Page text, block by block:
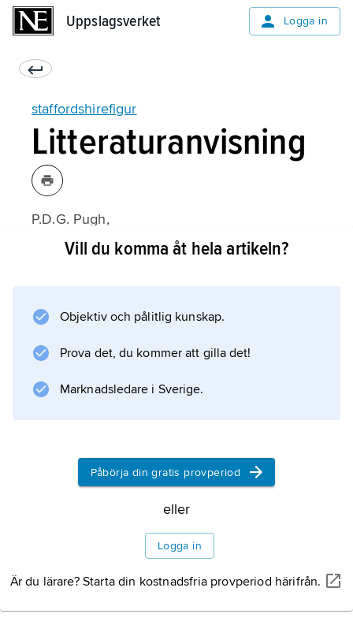
Uppslagsverket Logga in
staffordshirefigur
Litteraturanvisning
P.D.G. Pugh,
Staffordshire Portrait Figures
Vill du komma åt hela artikeln?
Objektiv och pålitlig kunskap.
Prova det, du kommer att gilla det!
Marknadsledare i Sverige.
Påbörja din gratis provperiod
eller
Logga in
Är du lärare? Starta din kostnadsfria provperiod härifrån.